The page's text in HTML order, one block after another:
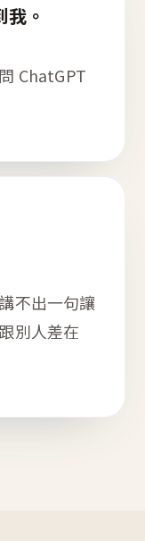
。
ChatGPT
不出一句讓
別人差在